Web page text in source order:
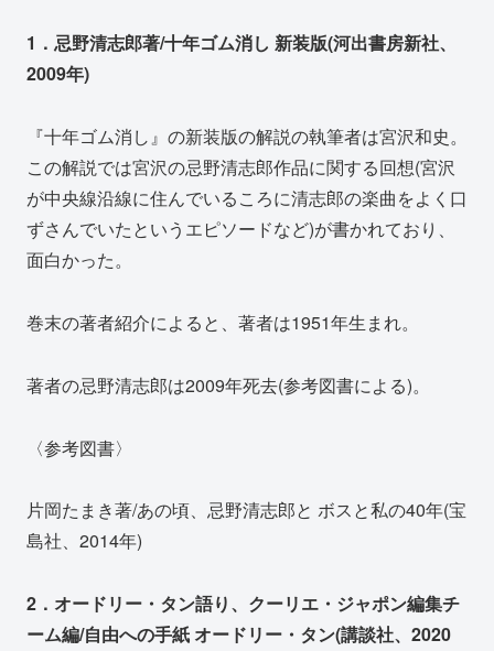
1．忌野清志郎著/十年ゴム消し 新装版(河出書房新社、
2009年)
『十年ゴム消し』の新装版の解説の執筆者は宮沢和史。
この解説では宮沢の忌野清志郎作品に関する回想(宮沢
が中央線沿線に住んでいるころに清志郎の楽曲をよく口
ずさんでいたというエピソードなど)が書かれており、
面白かった。
巻末の著者紹介によると、著者は1951年生まれ。
著者の忌野清志郎は2009年死去(参考図書による)。
〈参考図書〉
片岡たまき著/あの頃、忌野清志郎と ボスと私の40年(宝
島社、2014年)
2．オードリー・タン語り、クーリエ・ジャポン編集チ
ーム編/自由への手紙 オードリー・タン(講談社、2020